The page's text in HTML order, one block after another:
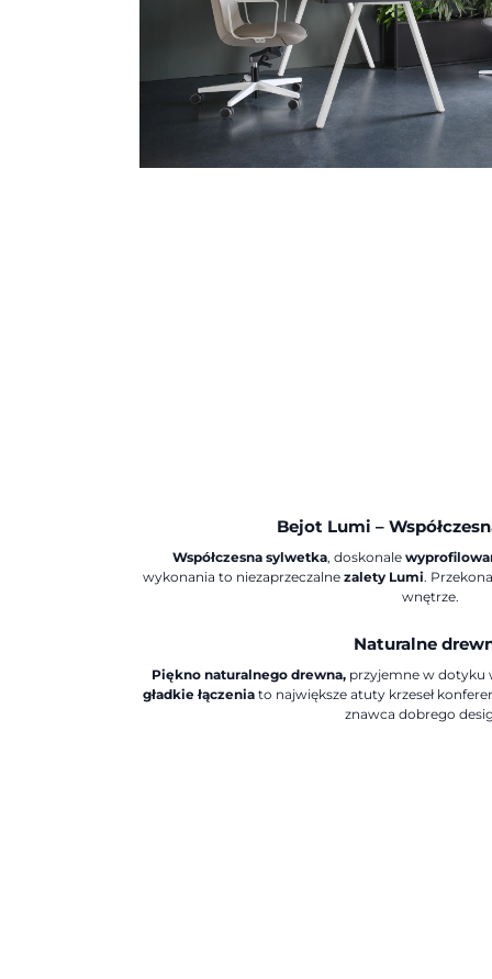
Bejot Lumi –
Współczesna sylwetka, doskonale
wykonania to niezaprzeczalne zalety Lumi.
wnętrze.
Naturalne
Piękno naturalnego drewna, przyjemne w dotyku
gładkie łączenia to największe atuty krzeseł
znawca dobrego